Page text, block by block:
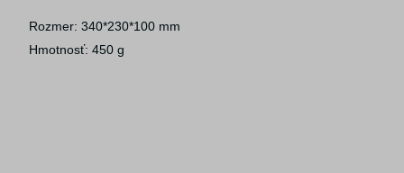
Rozmer: 340*230*100 mm
Hmotnosť: 450 g